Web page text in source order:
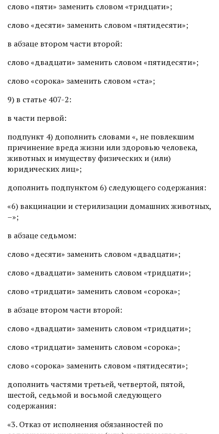
слово «пяти» заменить словом «тридцати»;
слово «десяти» заменить словом «пятидесяти»;
в абзаце втором части второй:
слово «двадцати» заменить словом «пятидесяти»;
слово «сорока» заменить словом «ста»;
9) в статье 407-2:
в части первой:
подпункт 4) дополнить словами «, не повлекшим
причинение вреда жизни или здоровью человека,
животных и имуществу физических и (или)
юридических лиц»;
дополнить подпунктом 6) следующего содержания:
«6) вакцинации и стерилизации домашних животных,
–»;
в абзаце седьмом:
слово «десяти» заменить словом «двадцати»;
слово «двадцати» заменить словом «тридцати»;
слово «тридцати» заменить словом «сорока»;
в абзаце втором части второй:
слово «двадцати» заменить словом «тридцати»;
слово «тридцати» заменить словом «сорока»;
слово «сорока» заменить словом «пятидесяти»;
дополнить частями третьей, четвертой, пятой,
шестой, седьмой и восьмой следующего
содержания:
«3. Отказ от исполнения обязанностей по